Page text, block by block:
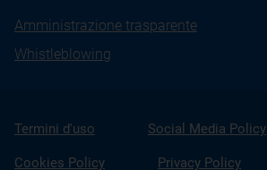
Amministrazione trasparente
Whistleblowing
Termini d'uso Social Media Policy
Cookies Policy Privacy Policy